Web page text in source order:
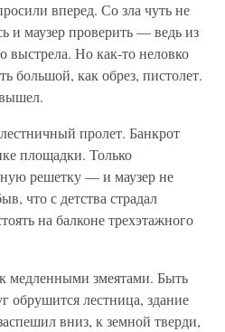
вперед. Со зла чуть не
и маузер проверить — ведь из
выстрела. Но как-то неловко
большой, как обрез, пистолет.
пролет. Банкрот
площадки. Только
решетку — и маузер не
что с детства страдал
на балконе трехэтажного
медленными змеятами. Быть
обрушится лестница, здание
вниз, к земной тверди,